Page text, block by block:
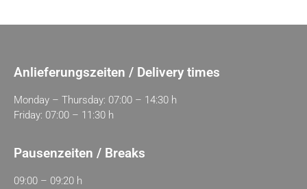
Anlieferungszeiten / Delivery times
Monday – Thursday: 07:00 – 14:30 h
Friday: 07:00 – 11:30 h
Pausenzeiten / Breaks
09:00 – 09:20 h